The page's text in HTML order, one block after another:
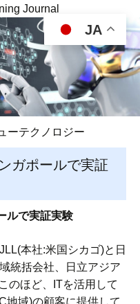
Journal
ーテクノロジー
ガポールで実証
ルで実証実験
本社:米国シカゴ)と日
統括会社、日立アジア
のほど、ITを活用して
地域)の顧客に提供して
JA